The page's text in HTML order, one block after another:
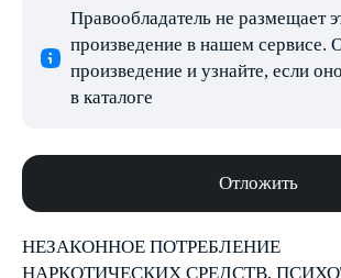
Правообладатель не размещает
произведение в нашем сервисе.
произведение и узнайте, если
в каталоге
Отложить
НЕЗАКОННОЕ ПОТРЕБЛЕНИЕ
НАРКОТИЧЕСКИХ СРЕДСТВ,